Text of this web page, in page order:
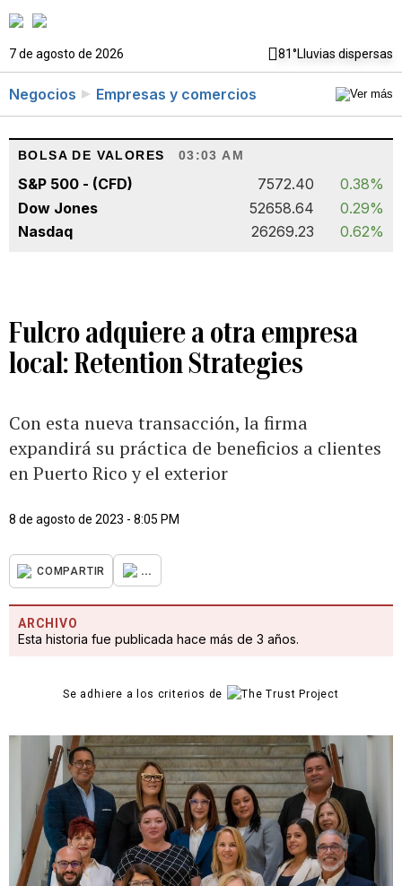
7 de agosto de 2026 81°Lluvias dispersas
Negocios Empresas y comercios
BOLSA DE VALORES 03:03 AM
S&P 500 - (CFD) 7572.40
0.38%
Dow Jones
52658.64
0.29%
Nasdaq
26269.23 0.62%
Fulcro adquiere a otra empresa
local: Retention Strategies
Con esta nueva transacción, la firma
expandirá su práctica de beneficios a clientes
en Puerto Rico y el exterior
8 de agosto de 2023 - 8:05 PM
COMPARTIR ...
ARCHIVO
Esta historia fue publicada hace más de 3 años.
Se adhiere a los criterios de